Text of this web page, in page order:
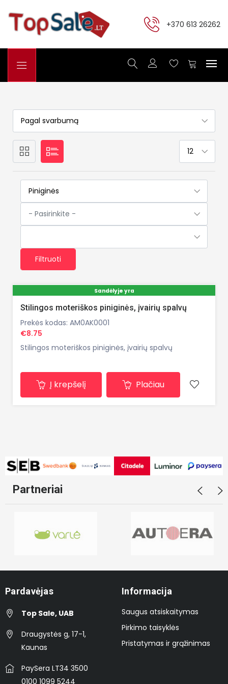
+370 613 26262
Filtruoti
Sandėlyje yra
Stilingos moteriškos piniginės, įvairių spalvų
Prekės kodas: AM0AK0001
€8.75
Stilingos moteriškos piniginės, įvairių spalvų
Į krepšelį Plačiau
Partneriai
Pardavėjas
Top Sale, UAB
Draugystės g, 17-1,
Kaunas
PaySera LT34 3500
0100 1099 5244
Informacija
Saugus atsiskaitymas
Pirkimo taisyklės
Pristatymas ir grąžinimas